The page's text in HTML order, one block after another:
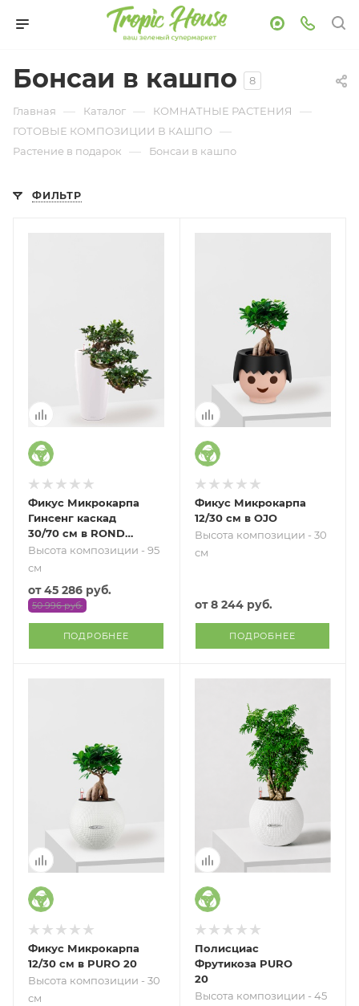
Бонсаи в кашпо 8
Главная — Каталог — КОМНАТНЫЕ РАСТЕНИЯ —
ГОТОВЫЕ КОМПОЗИЦИИ В КАШПО —
Растение в подарок — Бонсаи в кашпо
ФИЛЬТР
Фикус Микрокарпа
Гинсенг каскад
30/70 см в RONDO
32
Высота композиции - 95
см
от45 286 руб.
50 996 руб.
ПОДРОБНЕЕ
Фикус Микрокарпа
12/30 см в OJO
Высота композиции - 30
см
от8 244 руб.
ПОДРОБНЕЕ
Фикус Микрокарпа
12/30 см в PURO 20
Высота композиции - 30
см
Полисциас
Фрутикоза PURO
20
Высота композиции - 45